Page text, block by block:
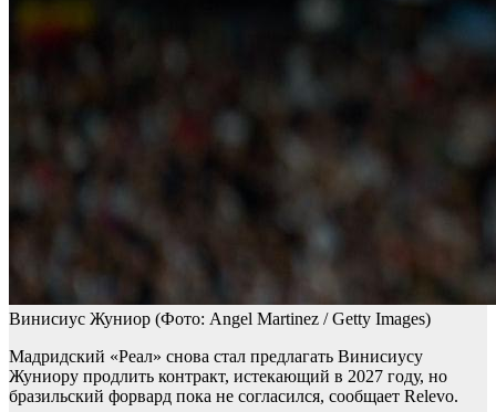
Винисиус Жуниор (Фото: Angel Martinez / Getty Images)
Мадридский «Реал» снова стал предлагать Винисиусу
Жуниору продлить контракт, истекающий в 2027 году, но
бразильский форвард пока не согласился, сообщает Relevo.